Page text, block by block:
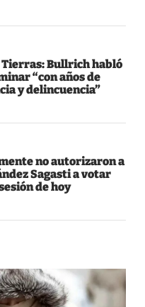
Tierras: Bullrich habló
“con años de
y delincuencia”
no autorizaron a
Sagasti a votar
de hoy